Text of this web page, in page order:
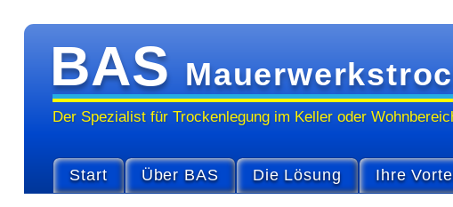
BAS
Der Spezialist für Trocken­legung im Keller oder
Start Über BAS Die Lösung Ihre